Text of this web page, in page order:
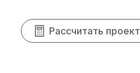
Рассчитать проект